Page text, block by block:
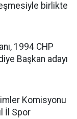
birlikte
1994 CHP
Başkan adayı
Komisyonu
İl Spor